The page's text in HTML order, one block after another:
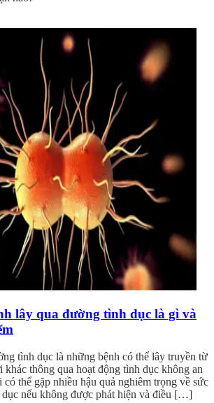
lây qua đường tình dục là gì và
tình dục là những bệnh có thể lây truyền từ
khác thông qua hoạt động tình dục không an
thể gặp nhiều hậu quả nghiêm trọng về sức
dục nếu không được phát hiện và điều […]